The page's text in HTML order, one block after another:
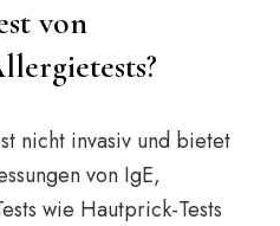
von
nicht invasiv und bietet
von IgE,
wie Hautprick-Tests